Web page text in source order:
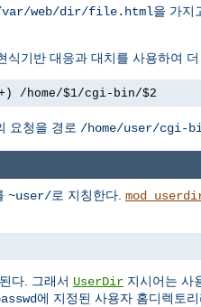
web/dir/file.html을 가지
식기반 대응과 대치를 사용하여
/home/$1/cgi-bin/$2
요청을 경로 /home/user/cgi-
~user/로 지칭한다.
다. 그래서 UserDir 지시어는 사
에 지정된 사용자 홈디렉토